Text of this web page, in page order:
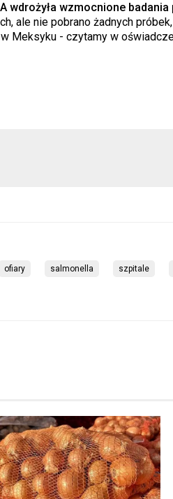
wdrożyła wzmocnione
ale nie pobrano żadnych
Meksyku - czytamy w
ofiary salmonella szpitale